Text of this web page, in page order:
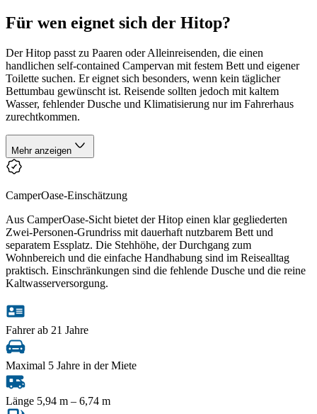
Für wen eignet sich der Hitop?
Der Hitop passt zu Paaren oder Alleinreisenden, die einen
handlichen self-contained Campervan mit festem Bett und eigener
Toilette suchen. Er eignet sich besonders, wenn kein täglicher
Bettumbau gewünscht ist. Reisende sollten jedoch mit kaltem
Wasser, fehlender Dusche und Klimatisierung nur im Fahrerhaus
zurechtkommen.
Mehr anzeigen
CamperOase-Einschätzung
Aus CamperOase-Sicht bietet der Hitop einen klar gegliederten
Zwei-Personen-Grundriss mit dauerhaft nutzbarem Bett und
separatem Essplatz. Die Stehhöhe, der Durchgang zum
Wohnbereich und die einfache Handhabung sind im Reisealltag
praktisch. Einschränkungen sind die fehlende Dusche und die reine
Kaltwasserversorgung.
Fahrer ab 21 Jahre
Maximal 5 Jahre in der Miete
Länge 5,94 m – 6,74 m